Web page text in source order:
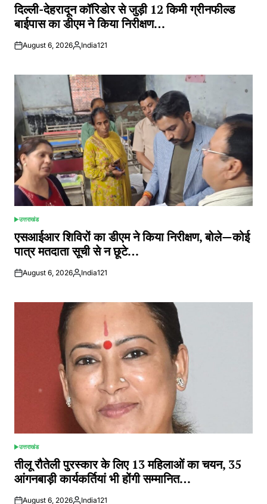
IN
दिल्ली-देहरादून कॉरिडोर से जुड़ी 12 किमी ग्रीनफील्ड
बाईपास का डीएम ने किया निरीक्षण…
August 6, 2026Posted
India121
POSTED
IN
उत्तराखंड
एसआईआर शिविरों का डीएम ने किया निरीक्षण, बोले—कोई
पात्र मतदाता सूची से न छूटे…
August 6, 2026Posted
India121
POSTED
IN
उत्तराखंड
तीलू रौतेली पुरस्कार के लिए 13 महिलाओं का चयन, 35
आंगनबाड़ी कार्यकर्तियां भी होंगी सम्मानित…
August 6, 2026 India121